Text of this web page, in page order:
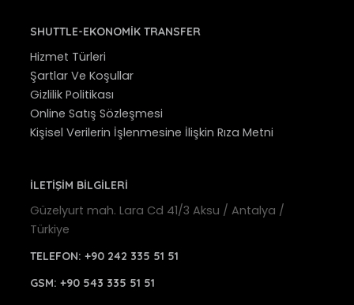
SHUTTLE-EKONOMIK TRANSFER
Hizmet Türleri
Şartlar Ve Koşullar
Gizlilik Politikası
Online Satış Sözleşmesi
Kişisel Verilerin İşlenmesine İlişkin Rıza Metni
İLETİŞİM BİLGİLERİ
Güzelyurt mah. Lara Cd 41/3 Aksu / Antalya /
Türkiye
TELEFON: +90 242 335 51 51
GSM: +90 543 335 51 51